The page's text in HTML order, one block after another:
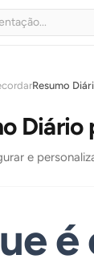
Resumo
Diário
e
é